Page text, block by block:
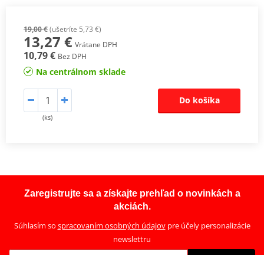
19,00 €(ušetríte 5,73 €)
13,27 € Vrátane DPH
10,79 € Bez DPH
Na centrálnom sklade
(ks)
Do košíka
Zaregistrujte sa a získajte prehľad o novinkách a
akciách.
Súhlasím so spracovaním osobných údajovpre účely personalizácie
newslettru